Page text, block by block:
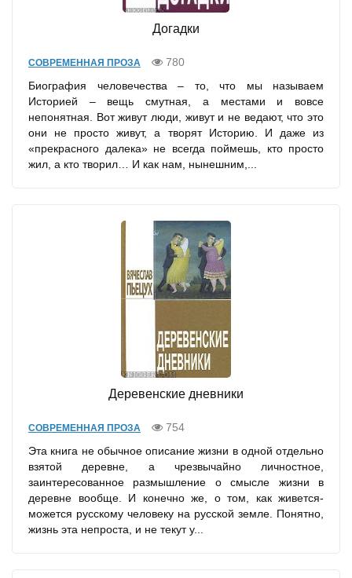
Догадки
СОВРЕМЕННАЯ ПРОЗА
780
Биография человечества – то, что мы называем
Историей – вещь смутная, а местами и вовсе
непонятная. Вот живут люди, живут и не ведают, что это
они не просто живут, а творят Историю. И даже из
«прекрасного далека» не всегда поймешь, кто просто
жил, а кто творил… И как нам, нынешним,...
Деревенские дневники
СОВРЕМЕННАЯ ПРОЗА
754
Эта книга не обычное описание жизни в одной отдельно
взятой деревне, а чрезвычайно личностное,
заинтересованное размышление о смысле жизни в
деревне вообще. И конечно же, о том, как живется-
можется русскому человеку на русской земле. Понятно,
жизнь эта непроста, и не текут у...